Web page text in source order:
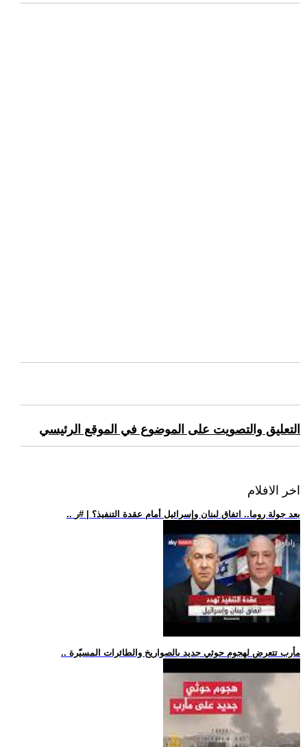
التعليق والتصويت على الموضوع في الموقع الرئيسي
اخر الافلام
.. بعد جولة روما.. اتفاق لبنان وإسرائيل أمام عقدة التنفيذ؟ | #ر
.. مأرب تتعرض لهجوم حوثي جديد بالصواريخ والطائرات المسيّرة